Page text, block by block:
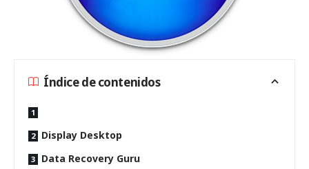
Índice de contenidos
Display Desktop
Data Recovery Guru